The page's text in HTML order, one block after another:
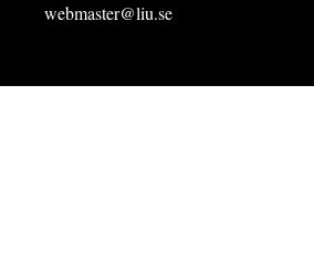
webmaster@liu.se